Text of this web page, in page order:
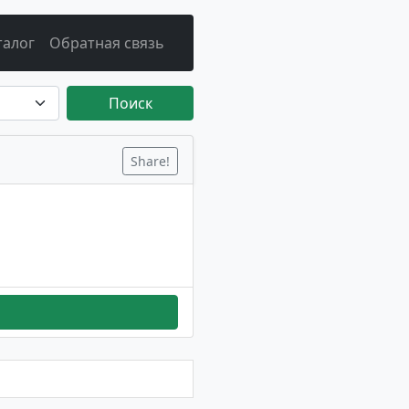
Обратная связь
Поиск
Share!